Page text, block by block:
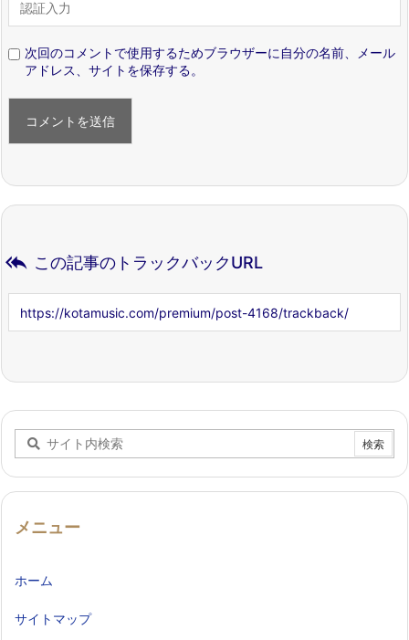
次回のコメントで使用するためブラウザーに自分の名前、メール
アドレス、サイトを保存する。
 この記事のトラックバックURL
メニュー
ホーム
サイトマップ